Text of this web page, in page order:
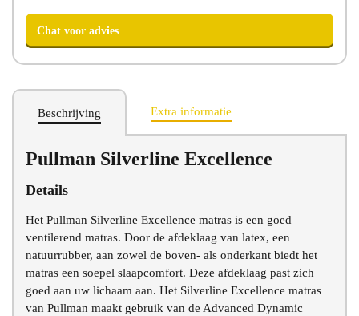
Chat voor advies
Beschrijving Extra informatie
Pullman Silverline Excellence
Details
Het Pullman Silverline Excellence matras is een goed
ventilerend matras. Door de afdeklaag van latex, een
natuurrubber, aan zowel de boven- als onderkant biedt het
matras een soepel slaapcomfort. Deze afdeklaag past zich
goed aan uw lichaam aan. Het Silverline Excellence matras
van Pullman maakt gebruik van de Advanced Dynamic